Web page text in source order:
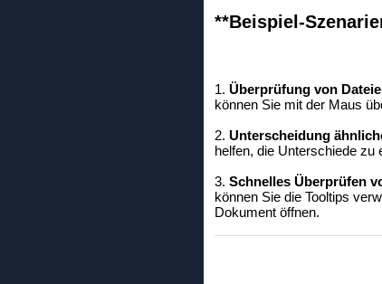
**Beispiel-
1. Überprüfung von
können Sie mit der Maus
2. Unterscheidung
helfen, die Unterschiede zu
3. Schnelles Überprüfen
können Sie die Tooltips
Dokument öffnen.